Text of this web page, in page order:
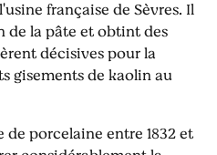
française de Sèvres. Il
la pâte et obtint des
décisives pour la
gisements de kaolin au
porcelaine entre 1832 et